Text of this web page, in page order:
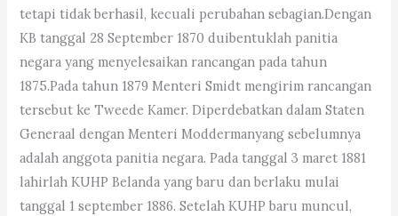
tetapi tidak berhasil, kecuali perubahan sebagian.Dengan
KB tanggal 28 September 1870 duibentuklah panitia
negara yang menyelesaikan rancangan pada tahun
1875.Pada tahun 1879 Menteri Smidt mengirim rancangan
tersebut ke Tweede Kamer. Diperdebatkan dalam Staten
Generaal dengan Menteri Moddermanyang sebelumnya
adalah anggota panitia negara. Pada tanggal 3 maret 1881
lahirlah KUHP Belanda yang baru dan berlaku mulai
tanggal 1 september 1886. Setelah KUHP baru muncul,